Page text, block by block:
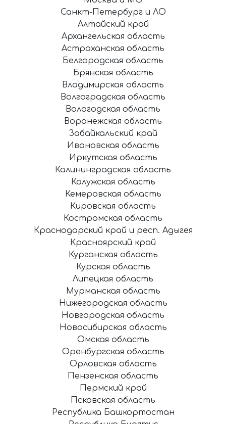
Санкт-Петербург и ЛО
Алтайский край
Архангельская область
Астраханская область
Белгородская область
Брянская область
Владимирская область
Волгоградская область
Вологодская область
Воронежская область
Забайкальский край
Ивановская область
Иркутская область
Калининградская область
Калужская область
Кемеровская область
Кировская область
Костромская область
Краснодарский край и респ. Адыгея
Красноярский край
Курганская область
Курская область
Липецкая область
Мурманская область
Нижегородская область
Новгородская область
Новосибирская область
Омская область
Оренбургская область
Орловская область
Пензенская область
Пермский край
Псковская область
Республика Башкортостан